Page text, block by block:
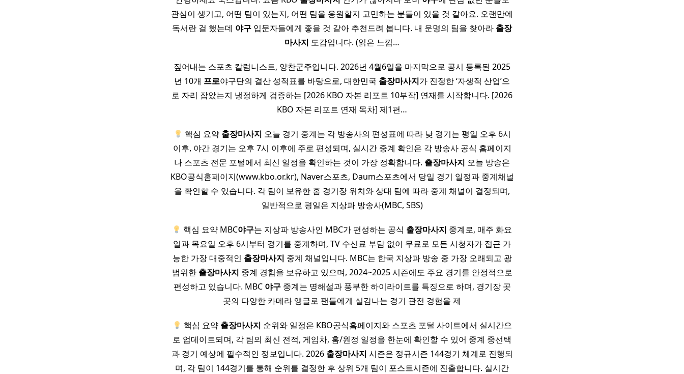
관심이 생기고, 어떤 팀이 있는지, 어떤 팀을 응원할지 고민하는 분들이 있을 것 같아요. 오랜만에
독서란 걸 했는데 야구 입문자들에게 좋을 것 같아 추천드려 봅니다. 내 운명의 팀을 찾아라 출장
마사지 도감입니다. (읽은 느낌…
짚어내는 스포츠 칼럼니스트, 양찬군주입니다. 2026년 4월6일을 마지막으로 공시 등록된 2025
년 10개 프로야구단의 결산 성적표를 바탕으로, 대한민국 출장마사지가 진정한 ‘자생적 산업’으
로 자리 잡았는지 냉정하게 검증하는 [2026 KBO 자본 리포트 10부작] 연재를 시작합니다. [2026
KBO 자본 리포트 연재 목차] 제1편…
핵심 요약 출장마사지 오늘 경기 중계는 각 방송사의 편성표에 따라 낮 경기는 평일 오후 6시
이후, 야간 경기는 오후 7시 이후에 주로 편성되며, 실시간 중계 확인은 각 방송사 공식 홈페이지
나 스포츠 전문 포털에서 최신 일정을 확인하는 것이 가장 정확합니다. 출장마사지 오늘 방송은
KBO공식홈페이지(www.kbo.or.kr), Naver스포츠, Daum스포츠에서 당일 경기 일정과 중계채널
을 확인할 수 있습니다. 각 팀이 보유한 홈 경기장 위치와 상대 팀에 따라 중계 채널이 결정되며,
일반적으로 평일은 지상파 방송사(MBC, SBS)
핵심 요약 MBC야구는 지상파 방송사인 MBC가 편성하는 공식 출장마사지 중계로, 매주 화요
일과 목요일 오후 6시부터 경기를 중계하며, TV 수신료 부담 없이 무료로 모든 시청자가 접근 가
능한 가장 대중적인 출장마사지 중계 채널입니다. MBC는 한국 지상파 방송 중 가장 오래되고 광
범위한 출장마사지 중계 경험을 보유하고 있으며, 2024~2025 시즌에도 주요 경기를 안정적으로
편성하고 있습니다. MBC 야구중계는 명해설과 풍부한 하이라이트를 특징으로 하며, 경기장 곳
곳의 다양한 카메라 앵글로 팬들에게 실감나는 경기 관전 경험을 제
핵심 요약 출장마사지 순위와 일정은 KBO공식홈페이지와 스포츠 포털 사이트에서 실시간으
로 업데이트되며, 각 팀의 최신 전적, 게임차, 홈/원정 일정을 한눈에 확인할 수 있어 중계 중선택
과 경기 예상에 필수적인 정보입니다. 2026 출장마사지 시즌은 정규시즌 144경기 체계로 진행되
며, 각 팀이 144경기를 통해 순위를 결정한 후 상위 5개 팀이 포스트시즌에 진출합니다. 실시간